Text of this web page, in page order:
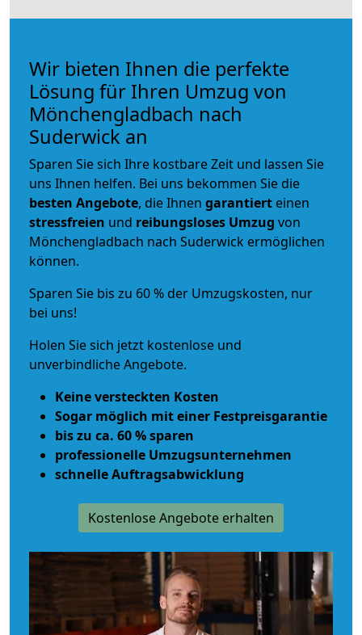
Wir bieten Ihnen die perfekte
Lösung für Ihren Umzug von
Mönchengladbach nach
Suderwick an
Sparen Sie sich Ihre kostbare Zeit und lassen Sie
uns Ihnen helfen. Bei uns bekommen Sie die
besten Angebote, die Ihnen garantiert einen
stressfreien und reibungsloses Umzug von
Mönchengladbach nach Suderwick ermöglichen
können.
Sparen Sie bis zu 60 % der Umzugskosten, nur
bei uns!
Holen Sie sich jetzt kostenlose und
unverbindliche Angebote.
Keine versteckten Kosten
Sogar möglich mit einer Festpreisgarantie
bis zu ca. 60 % sparen
professionelle Umzugsunternehmen
schnelle Auftragsabwicklung
Kostenlose Angebote erhalten